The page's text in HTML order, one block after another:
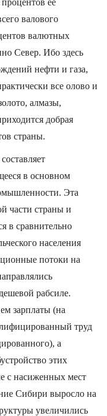
ее
валового
валютных
Север. Ибо здесь
нефти и газа,
все олово и
алмазы,
добрая
страны.
в основном
Эта
части страны и
в сравнительно
населения
потоки на
рабсиле.
зарплаты (на
труд
а
этих
с насиженных мест
Сибири выросло на
увеличились